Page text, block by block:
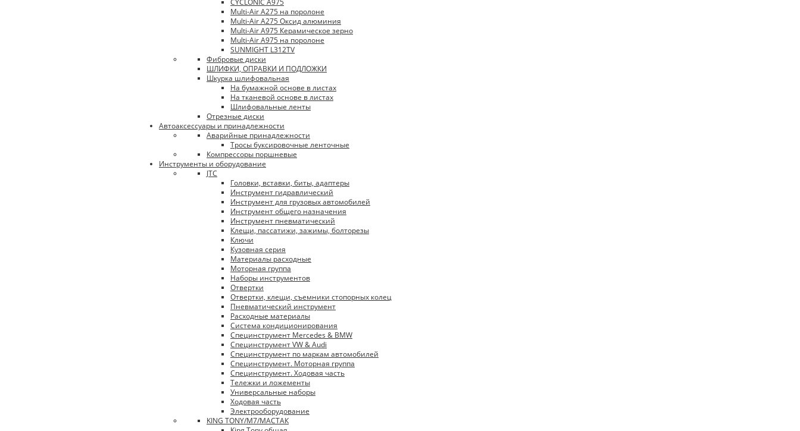
CYCLONIC A975
Multi-Air A275 на поролоне
Multi-Air A275 Оксид алюминия
Multi-Air A975 Керамическое зерно
Multi-Air A975 на поролоне
SUNMIGHT L312TV
Фибровые диски
ШЛИФКИ, ОПРАВКИ И ПОДЛОЖКИ
Шкурка шлифовальная
На бумажной основе в листах
На тканевой основе в листах
Шлифовальные ленты
Отрезные диски
Автоаксессуары и принадлежности
Аварийные принадлежности
Тросы буксировочные ленточные
Компрессоры поршневые
Инструменты и оборудование
JTC
Головки, вставки, биты, адаптеры
Инструмент гидравлический
Инструмент для грузовых автомобилей
Инструмент общего назначения
Инструмент пневматический
Клещи, пассатижи, зажимы, болторезы
Ключи
Кузовная серия
Материалы расходные
Моторная группа
Наборы инструментов
Отвертки
Отвертки, клещи, съемники стопорных колец
Пневматический инструмент
Расходные материалы
Система кондиционирования
Специнструмент Mercedes & BMW
Специнструмент VW & Audi
Специнструмент по маркам автомобилей
Специнструмент. Моторная группа
Специнструмент. Ходовая часть
Тележки и ложементы
Универсальные наборы
Ходовая часть
Электрооборудование
KING TONY/М7/МАСТАК